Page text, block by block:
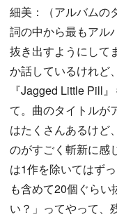
細美：（アルバムの
詞の中から最もアル
抜き出すようにして
か話しているけれど
『Jagged Little Pill
て。曲のタイトルが
はたくさんあるけど
のがすごく斬新に感
は1作を除いてはず
も含めて20個ぐら
い？」ってやって、